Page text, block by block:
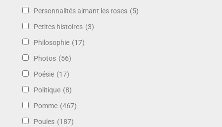
Personnalités aimant les roses (5)
Petites histoires (3)
Philosophie (17)
Photos (56)
Poésie (17)
Politique (8)
Pomme (467)
Poules (187)